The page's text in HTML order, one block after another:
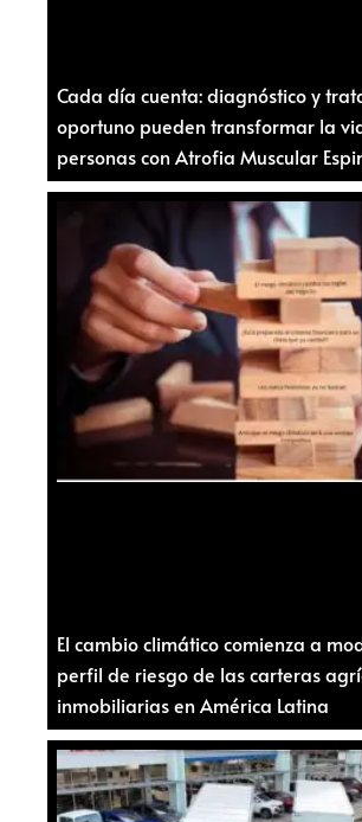
Cada día cuenta: diagnóstico y
oportuno pueden transformar la
personas con Atrofia Muscular
El cambio climático comienza a
perfil de riesgo de las carteras
inmobiliarias en América Latina